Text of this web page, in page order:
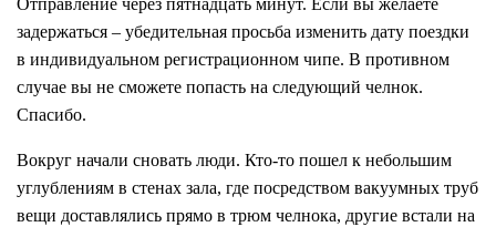
Отправление через пятнадцать минут. Если вы желаете
задержаться – убедительная просьба изменить дату поездки
в индивидуальном регистрационном чипе. В противном
случае вы не сможете попасть на следующий челнок.
Спасибо.
Вокруг начали сновать люди. Кто-то пошел к небольшим
углублениям в стенах зала, где посредством вакуумных труб
вещи доставлялись прямо в трюм челнока, другие встали на